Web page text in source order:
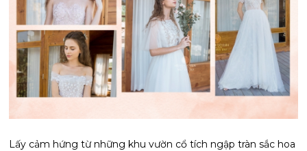
Lấy cảm hứng từ những khu vườn cổ tích ngập tràn sắc hoa